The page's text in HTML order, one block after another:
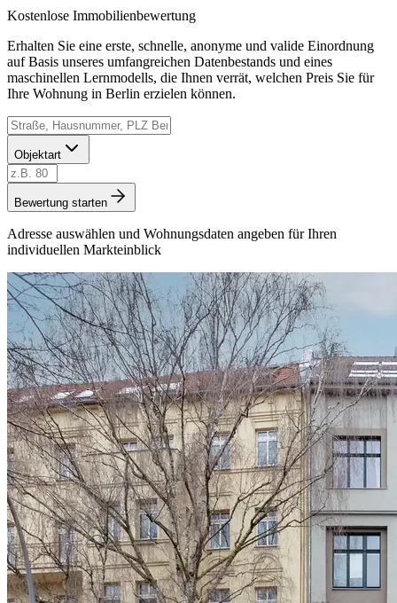
Kostenlose Immobilienbewertung
Erhalten Sie eine erste, schnelle, anonyme und valide Einordnung
auf Basis unseres umfangreichen Datenbestands und eines
maschinellen Lernmodells, die Ihnen verrät, welchen Preis Sie für
Ihre Wohnung in Berlin erzielen können.
Objektart
Bewertung starten
Adresse auswählen und Wohnungsdaten angeben für Ihren
individuellen Markteinblick